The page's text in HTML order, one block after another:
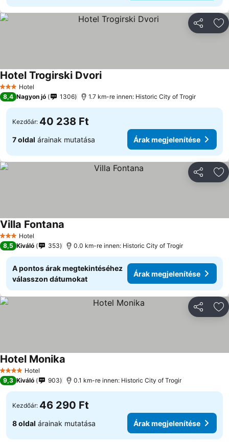
3 Kategória
Hotel
Hotel Trogirski Dvori
8,4 Nagyon jó 1306 1.7 km-re innen: Historic City of Trogir
Kezdőár: 40 238 Ft
7 oldal árainak mutatása Árak megjelenítése
3 Kategória
Hotel
Villa Fontana
8,5 Kiváló 353 0.0 km-re innen: Historic City of Trogir
A pontos árak megtekintéséhez
válasszon dátumokat
Árak megjelenítése
4 KategóriaHotel
Hotel Monika
9,3 Kiváló 903 0.1 km-re innen: Historic City of Trogir
Kezdőár: 46 290 Ft
8 oldal árainak mutatása Árak megjelenítése